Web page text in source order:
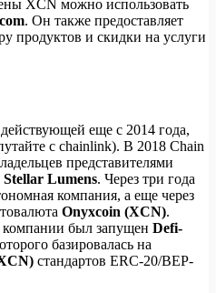
XCN можно использовать
. Он также предоставляет
продуктов и скидки на услуги
еще с 2014 года,
с chainlink). В 2018 Chain
представителями
Stellar Lumens. Через три года
компания, а еще через
Onyxcoin (XCN).
компании был запущен Defi-
базировалась на
стандартов ERC-20/BEP-